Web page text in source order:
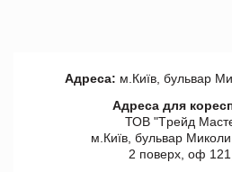
Адреса: м.Київ, бульвар
Адреса для
ТОВ "Tрейд
м.Київ, бульвар
2 поверх, оф